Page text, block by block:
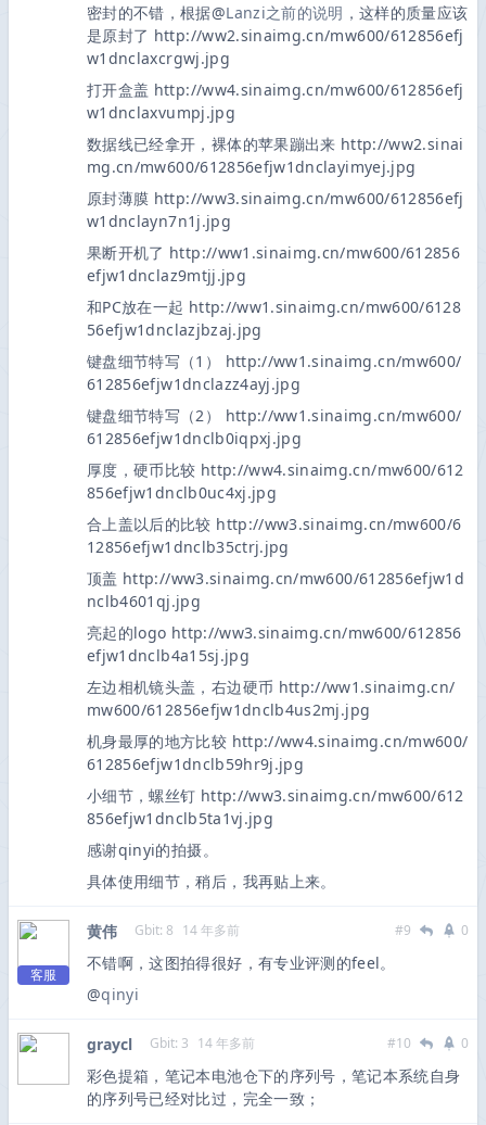
密封的不错，根据@Lanzi之前的说明 ，这样的质量应该
是原封了 http://ww2.sinaimg.cn/mw600/612856efj
w1dnclaxcrgwj.jpg
打开盒盖 http://ww4.sinaimg.cn/mw600/612856efj
w1dnclaxvumpj.jpg
数据线已经拿开，裸体的苹果蹦出来 http://ww2.sinai
mg.cn/mw600/612856efjw1dnclayimyej.jpg
原封薄膜 http://ww3.sinaimg.cn/mw600/612856efj
w1dnclayn7n1j.jpg
果断开机了 http://ww1.sinaimg.cn/mw600/612856
efjw1dnclaz9mtjj.jpg
和PC放在一起 http://ww1.sinaimg.cn/mw600/6128
56efjw1dnclazjbzaj.jpg
键盘细节特写（1） http://ww1.sinaimg.cn/mw600/
612856efjw1dnclazz4ayj.jpg
键盘细节特写（2） http://ww1.sinaimg.cn/mw600/
612856efjw1dnclb0iqpxj.jpg
厚度，硬币比较 http://ww4.sinaimg.cn/mw600/612
856efjw1dnclb0uc4xj.jpg
合上盖以后的比较 http://ww3.sinaimg.cn/mw600/6
12856efjw1dnclb35ctrj.jpg
顶盖 http://ww3.sinaimg.cn/mw600/612856efjw1d
nclb4601qj.jpg
亮起的logo http://ww3.sinaimg.cn/mw600/612856
efjw1dnclb4a15sj.jpg
左边相机镜头盖，右边硬币 http://ww1.sinaimg.cn/
mw600/612856efjw1dnclb4us2mj.jpg
机身最厚的地方比较 http://ww4.sinaimg.cn/mw600/
612856efjw1dnclb59hr9j.jpg
小细节，螺丝钉 http://ww3.sinaimg.cn/mw600/612
856efjw1dnclb5ta1vj.jpg
感谢qinyi的拍摄。
具体使用细节，稍后，我再贴上来。
客服
黄伟 Gbit: 8 14 年多前 #9 0
不错啊，这图拍得很好，有专业评测的feel。
@qinyi
graycl Gbit: 3 14 年多前 #10 0
彩色提箱，笔记本电池仓下的序列号，笔记本系统自身
的序列号已经对比过，完全一致；